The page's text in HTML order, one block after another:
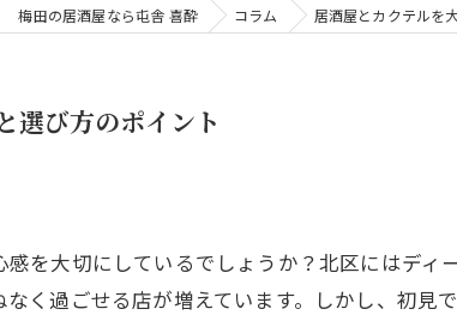
梅田の居酒屋なら屯舎 喜酔 コラム 居酒屋とカクテルを
選び方のポイント
を大切にしているでしょうか？北区にはディ
く過ごせる店が増えています。しかし、初見